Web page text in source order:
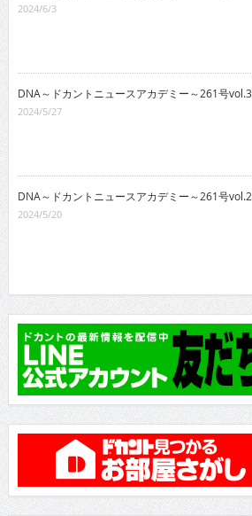
2024/6/3
DNA～ドカントニュースアカデミー～261号vol.3
2024/5/27
DNA～ドカントニュースアカデミー～261号vol.2
2024/5/20